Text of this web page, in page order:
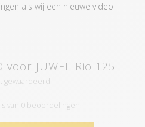
als wij een nieuwe video
voor JUWEL Rio 125
gewaardeerd
van 0 beoordelingen